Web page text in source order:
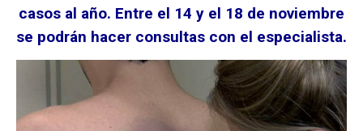
casos al año. Entre el 14 y el 18 de noviembre
se podrán hacer consultas con el especialista.